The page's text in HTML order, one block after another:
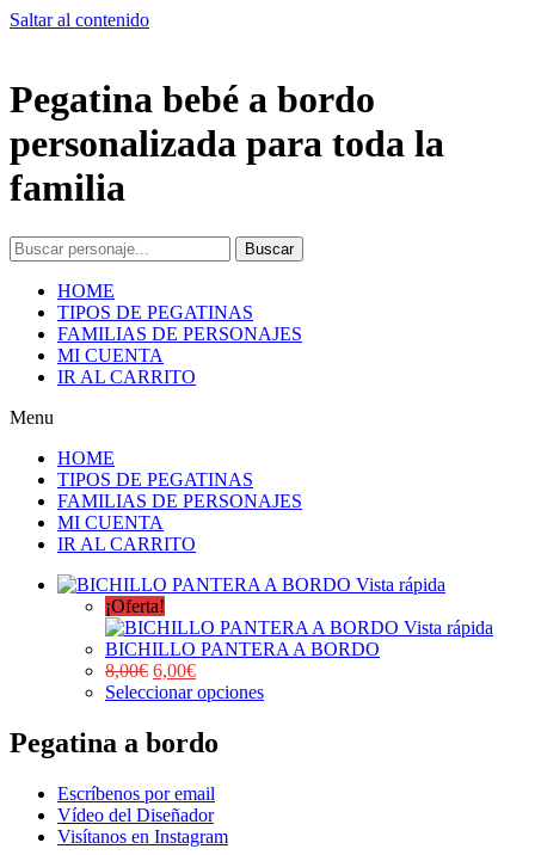
Saltar al contenido
Pegatina bebé a bordo
personalizada para toda la
familia
Buscar
HOME
TIPOS DE PEGATINAS
FAMILIAS DE PERSONAJES
MI CUENTA
IR AL CARRITO
Menu
HOME
TIPOS DE PEGATINAS
FAMILIAS DE PERSONAJES
MI CUENTA
IR AL CARRITO
Vista rápida
¡Oferta!
Vista rápida
BICHILLO PANTERA A BORDO
8,00€ 6,00€
Seleccionar opciones
Pegatina a bordo
Escríbenos por email
Vídeo del Diseñador
Visítanos en Instagram